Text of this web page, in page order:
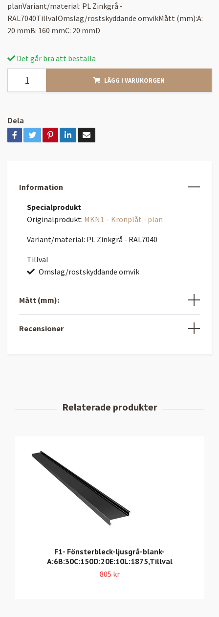
planVariant/material: PL Zinkgrå -
RAL7040TillvalOmslag/rostskyddande omvikMått (mm):A:
20 mmB: 160 mmC: 20 mmD
Det går bra att beställa
LÄGG I VARUKORGEN
Dela
Information
Specialprodukt
Originalprodukt: MKN1 – Krönplåt - plan
Variant/material: PL Zinkgrå - RAL7040
Tillval
Omslag/rostskyddande omvik
Mått (mm):
Recensioner
F1- Fönsterbleck-ljusgrå-blank-
A:6B:30C:150D:20E:10L:1875,Tillval
805 kr